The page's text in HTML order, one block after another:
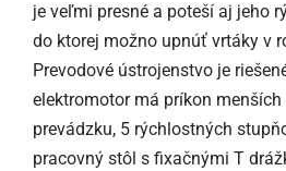
je veľmi presné a poteší aj jeho
do ktorej možno upnúť vrtáky v
Prevodové ústrojenstvo je
elektromotor má príkon menších
prevádzku, 5 rýchlostných
pracovný stôl s fixačnými T